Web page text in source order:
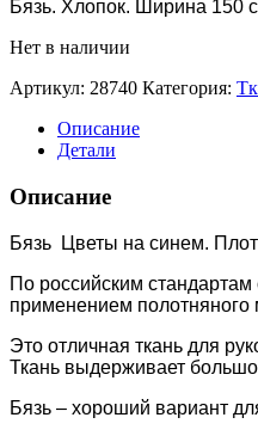
Бязь. Хлопок. Ширина 150
Нет в наличии
Артикул: 28740 Категория:
Описание
Детали
Описание
Бязь Цветы на синем.
По российским
применением полотняного
Это отличная ткань для
Ткань выдерживает
Бязь – хороший вариант